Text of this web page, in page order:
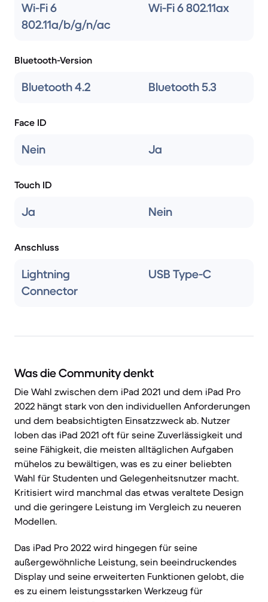
Wi-Fi 6
802.11a/b/g/n/ac
Wi-Fi 6 802.11ax
Bluetooth-Version
Bluetooth 4.2 Bluetooth 5.3
Face ID
Nein Ja
Touch ID
Ja Nein
Anschluss
Lightning
Connector
USB Type-C
Was die Community denkt
Die Wahl zwischen dem iPad 2021 und dem iPad Pro
2022 hängt stark von den individuellen Anforderungen
und dem beabsichtigten Einsatzzweck ab. Nutzer
loben das iPad 2021 oft für seine Zuverlässigkeit und
seine Fähigkeit, die meisten alltäglichen Aufgaben
mühelos zu bewältigen, was es zu einer beliebten
Wahl für Studenten und Gelegenheitsnutzer macht.
Kritisiert wird manchmal das etwas veraltete Design
und die geringere Leistung im Vergleich zu neueren
Modellen.
Das iPad Pro 2022 wird hingegen für seine
außergewöhnliche Leistung, sein beeindruckendes
Display und seine erweiterten Funktionen gelobt, die
es zu einem leistungsstarken Werkzeug für